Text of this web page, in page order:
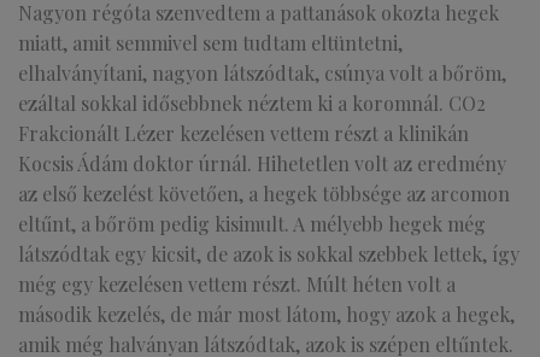
Nagyon régóta szenvedtem a pattanások okozta hegek
miatt, amit semmivel sem tudtam eltüntetni,
elhalványítani, nagyon látszódtak, csúnya volt a bőröm,
ezáltal sokkal idősebbnek néztem ki a koromnál. CO2
Frakcionált Lézer kezelésen vettem részt a klinikán
Kocsis Ádám doktor úrnál. Hihetetlen volt az eredmény
az első kezelést követően, a hegek többsége az arcomon
eltűnt, a bőröm pedig kisimult. A mélyebb hegek még
látszódtak egy kicsit, de azok is sokkal szebbek lettek, így
még egy kezelésen vettem részt. Múlt héten volt a
második kezelés, de már most látom, hogy azok a hegek,
amik még halványan látszódtak, azok is szépen eltűntek.